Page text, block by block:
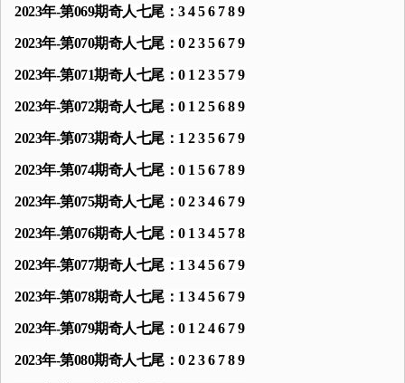
2023年-第069期奇人七尾：3 4 5 6 7 8 9
2023年-第070期奇人七尾：0 2 3 5 6 7 9
2023年-第071期奇人七尾：0 1 2 3 5 7 9
2023年-第072期奇人七尾：0 1 2 5 6 8 9
2023年-第073期奇人七尾：1 2 3 5 6 7 9
2023年-第074期奇人七尾：0 1 5 6 7 8 9
2023年-第075期奇人七尾：0 2 3 4 6 7 9
2023年-第076期奇人七尾：0 1 3 4 5 7 8
2023年-第077期奇人七尾：1 3 4 5 6 7 9
2023年-第078期奇人七尾：1 3 4 5 6 7 9
2023年-第079期奇人七尾：0 1 2 4 6 7 9
2023年-第080期奇人七尾：0 2 3 6 7 8 9